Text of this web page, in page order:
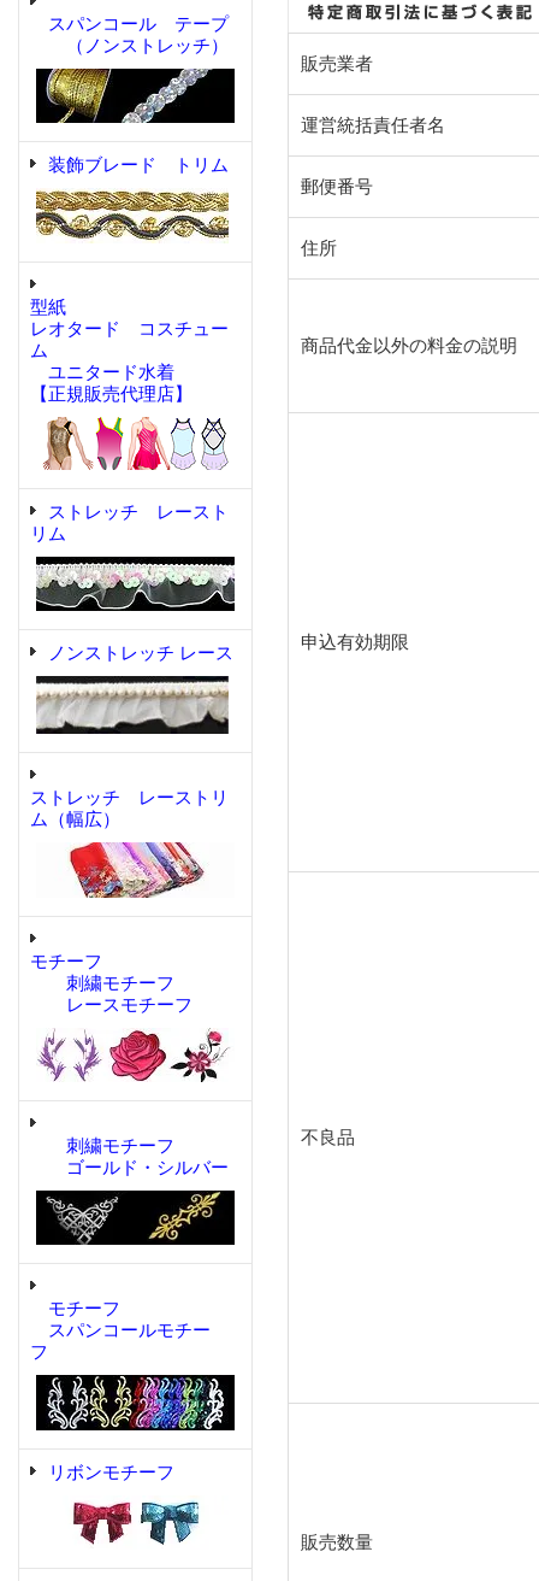
スパンコール テープ
（ノンストレッチ）
装飾ブレード トリム
型紙
レオタード コスチュー
ム
ユニタード水着
【正規販売代理店】
ストレッチ レースト
リム
ノンストレッチ レース
ストレッチ レーストリ
ム（幅広）
モチーフ
刺繍モチーフ
レースモチーフ
刺繍モチーフ
ゴールド・シルバー
モチーフ
スパンコールモチー
フ
リボンモチーフ
販売業者
運営統括責任者名
郵便番号
住所
商品代金以外の料金の説明
申込有効期限
不良品
販売数量